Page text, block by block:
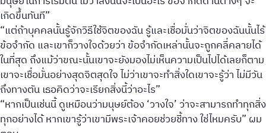
เกิดขึ้นทันที”
“แต่ถ้าบุคคลนั้นรู้จักวิธีใช้จิตของฉัน รู้และเชื่อมั่นว่าจิตของฉันนั้นไร้
ข้อจำกัด และเขาก็วางใจด้วยว่า ข้อจำกัดเหล่านั้นจะถูกคลี่คลายได้
ในที่สุด ถึงแม้ว่าขณะนั้นเขาจะยังมองไม่เห็นความเป็นไปได้เลยก็ตาม
เขาจะเชื่อมั่นอย่างสุดจิตสุดใจ ไม่ว่าเขาจะทำสิ่งใดเขาจะรู้ว่า ไม่มีวัน
ถึงทางตัน เธอคิดว่าจะเรียกสิ่งนี้ว่าอะไร”
“หากเป็นเช่นนี้ ดูเหมือนว่ามนุษย์ต้อง ‘วางใจ’ ว่าจะสามารถทำทุกสิ่ง
ทุกอย่างได้ หากเขารู้ว่าเขามีพระเจ้าคอยช่วยชี้ทาง ใช่ไหมครับ” ผม